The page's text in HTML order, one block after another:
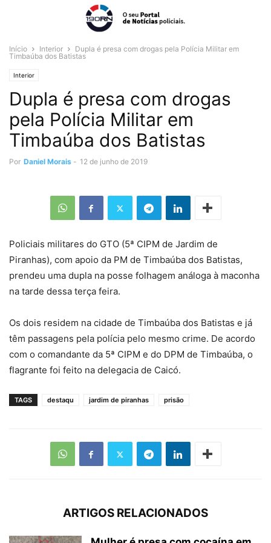
Início Interior
Dupla é presa com drogas pela Polícia Militar em
Timbaúba dos Batistas
Interior
Dupla é presa com drogas
pela Polícia Militar em
Timbaúba dos Batistas
Por Daniel Morais - 12 de junho de 2019
Policiais militares do GTO (5ª CIPM de Jardim de
Piranhas), com apoio da PM de Timbaúba dos Batistas,
prendeu uma dupla na posse folhagem análoga à maconha
na tarde dessa terça feira.
Os dois residem na cidade de Timbaúba dos Batistas e já
têm passagens pela polícia pelo mesmo crime. De acordo
com o comandante da 5ª CIPM e do DPM de Timbaúba, o
flagrante foi feito na delegacia de Caicó.
TAGS destaqu jardim de piranhas prisão
ARTIGOS RELACIONADOS